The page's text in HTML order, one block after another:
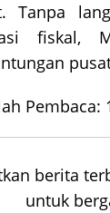
Tanpa
fiskal,
Pembaca:
berita
untuk